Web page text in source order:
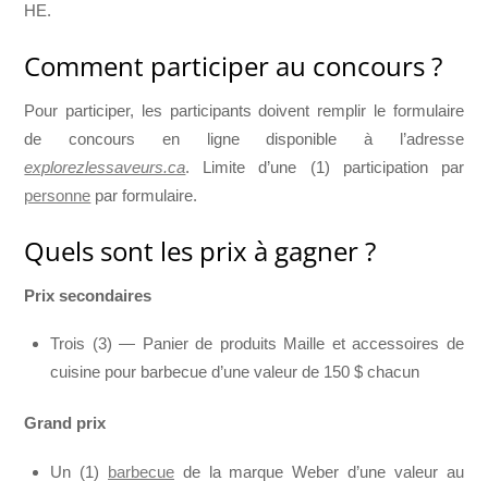
HE.
Comment participer au concours ?
Pour participer, les participants doivent remplir le formulaire
de concours en ligne disponible à l’adresse
explorezlessaveurs.ca. Limite d’une (1) participation par
personne par formulaire.
Quels sont les prix à gagner ?
Prix secondaires
Trois (3) — Panier de produits Maille et accessoires de
cuisine pour barbecue d’une valeur de 150 $ chacun
Grand prix
Un (1) barbecue de la marque Weber d’une valeur au